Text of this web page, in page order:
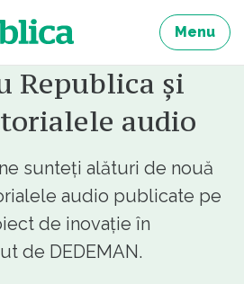
Menu
Republica și
audio
sunteți alături de nouă
audio publicate pe
de inovație în
de DEDEMAN.